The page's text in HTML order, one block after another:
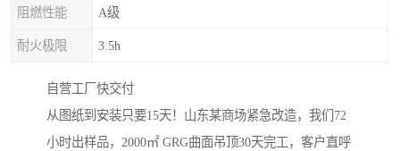
阻燃性能 A级
耐火极限 3.5h
自营工厂快交付‌
从图纸到安装只要15天！山东某商场紧急改造，我们72
小时出样品，2000㎡ GRG曲面吊顶30天完工，客户直呼